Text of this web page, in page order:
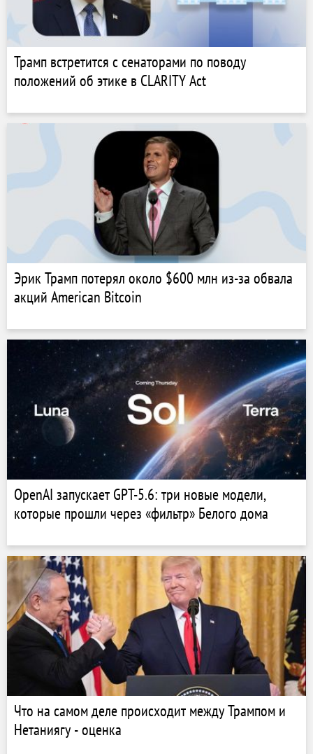
Трамп встретится с сенаторами по поводу
положений об этике в CLARITY Act
Эрик Трамп потерял около $600 млн из-за обвала
акций American Bitcoin
OpenAI запускает GPT-5.6: три новые модели,
которые прошли через «фильтр» Белого дома
Что на самом деле происходит между Трампом и
Нетаниягу - оценка